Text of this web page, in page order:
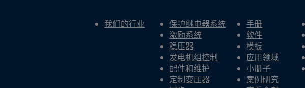
我们的行业
保护继电器系统
激励系统
稳压器
发电机组控制
配件和维护
定制变压器
手册
软件
模板
应用领域
小册子
案例研究